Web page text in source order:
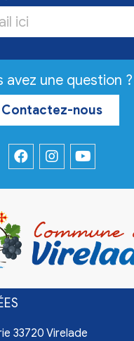
avez une question ?
Contactez-nous
33720 Virelade